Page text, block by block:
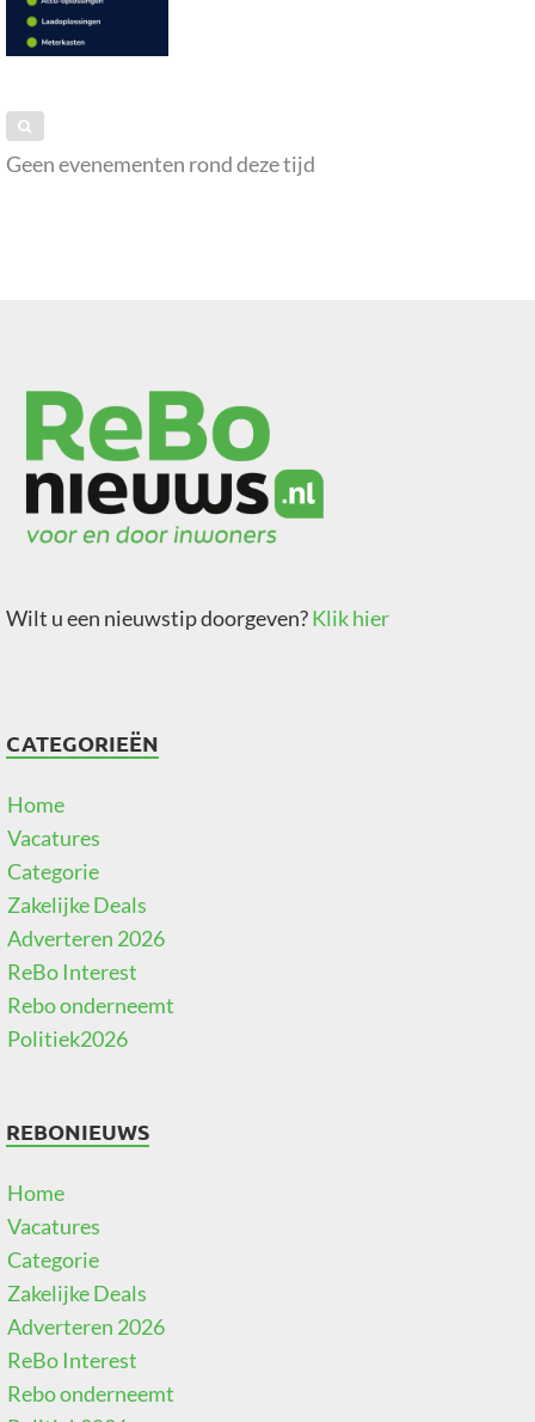
Geen evenementen rond deze tijd
Wilt u een nieuwstip doorgeven?Klik hier
CATEGORIEËN
Home
Vacatures
Categorie
Zakelijke Deals
Adverteren 2026
ReBo Interest
Rebo onderneemt
Politiek2026
REBONIEUWS
Home
Vacatures
Categorie
Zakelijke Deals
Adverteren 2026
ReBo Interest
Rebo onderneemt